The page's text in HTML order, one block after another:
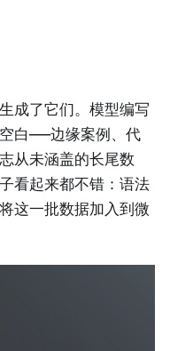
成了它们。模型编写
白——边缘案例、代
从未涵盖的长尾数
看起来都不错：语法
这一批数据加入到微